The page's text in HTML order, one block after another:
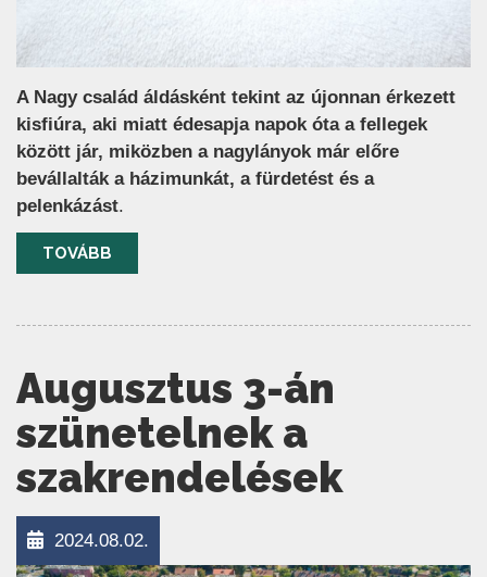
A Nagy család áldásként tekint az újonnan érkezett
kisfiúra, aki miatt édesapja napok óta a fellegek
között jár, miközben a nagylányok már előre
bevállalták a házimunkát, a fürdetést és a
pelenkázást.
TOVÁBB
Augusztus 3-án
szünetelnek a
szakrendelések
2024.08.02.